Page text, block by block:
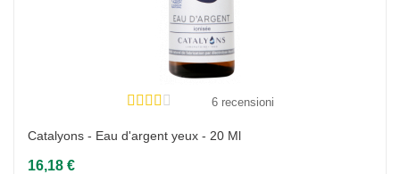
6 recensioni
Catalyons - Eau d'argent yeux - 20 Ml
16,18 €